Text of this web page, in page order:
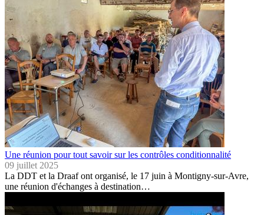
Une réunion pour tout savoir sur les contrôles conditionnalité
09 juillet 2025
La DDT et la Draaf ont organisé, le 17 juin à Montigny-sur-Avre,
une réunion d'échanges à destination…